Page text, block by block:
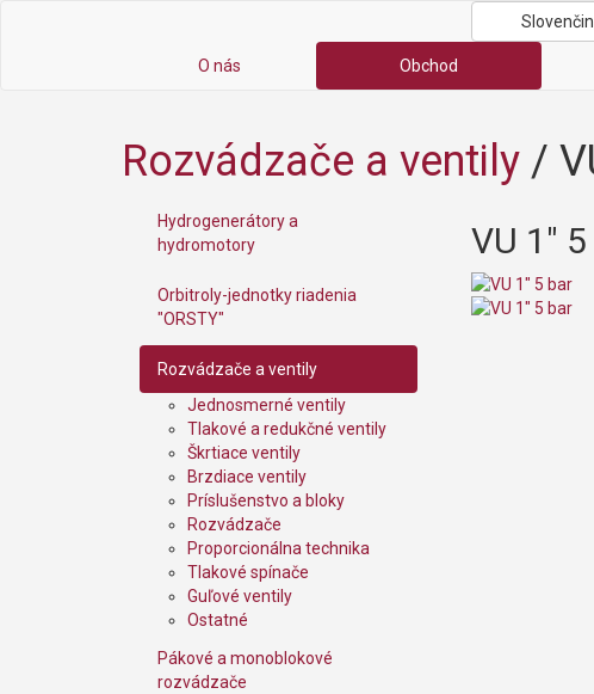
O nás Obchod
Rozvádzače a ventily /
Hydrogenerátory a
hydromotory
Orbitroly-jednotky riadenia
"ORSTY"
Rozvádzače a ventily
Jednosmerné ventily
Tlakové a redukčné ventily
Škrtiace ventily
Brzdiace ventily
Príslušenstvo a bloky
Rozvádzače
Proporcionálna technika
Tlakové spínače
Guľové ventily
Ostatné
Pákové a monoblokové
rozvádzače
VU 1"